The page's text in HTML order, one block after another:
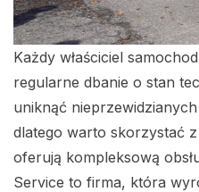
Każdy właściciel
regularne dbanie o stan
uniknąć
dlatego warto skorzystać
oferują kompleksową
Service to firma, która